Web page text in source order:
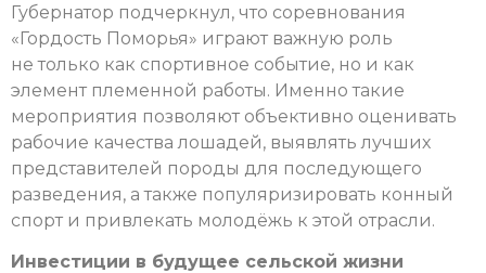
Губернатор подчеркнул, что соревнования
«Гордость Поморья» играют важную роль
не только как спортивное событие, но и как
элемент племенной работы. Именно такие
мероприятия позволяют объективно оценивать
рабочие качества лошадей, выявлять лучших
представителей породы для последующего
разведения, а также популяризировать конный
спорт и привлекать молодёжь к этой отрасли.
Инвестиции в будущее сельской жизни